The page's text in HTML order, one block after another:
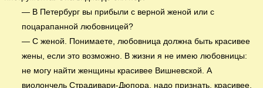
— В Петербург вы прибыли с верной женой или с
поцарапанной любовницей?
— С женой. Понимаете, любовница должна быть красивее
жены, если это возможно. В жизни я не имею любовницы:
не могу найти женщины красивее Вишневской. А
виолончель Страдивари-Дюпора, надо признать, красивее,